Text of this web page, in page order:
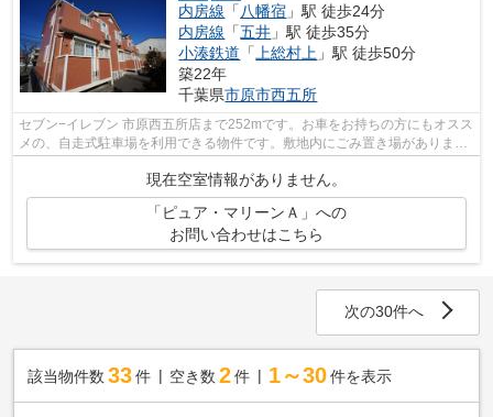
内房線 「八幡宿 」駅 徒歩24分
内房線 「五井 」駅 徒歩35分
小湊鉄道 「上総村上 」駅 徒歩50分
築22年
千葉県市原市西五所
セブン−イレブン 市原西五所店まで252mです。お車をお持ちの方にもオスス
メの、自走式駐車場を利用できる物件です。敷地内にごみ置き場がありま
現在空室情報がありません。
「ピュア・マリーンＡ」への
お問い合わせはこちら
次の30件へ
該当物件数 33件 空き数 2 件 1～30 件を表示